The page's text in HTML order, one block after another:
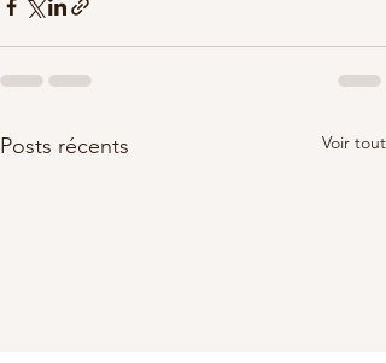
Posts récents Voir tout